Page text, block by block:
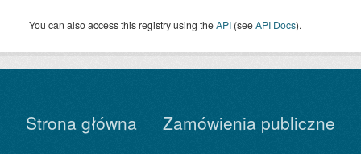
You can also access this registry using theAPI (seeAPI Docs).
Strona główna
Zamówienia publiczne